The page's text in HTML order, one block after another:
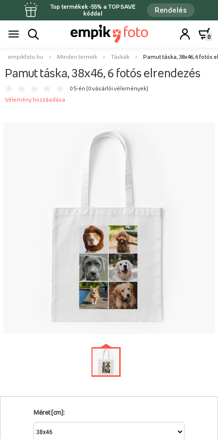
Top termékek -55% a TOPSAVE
kóddal
Rendelés
0
empikfoto.hu Minden termék Táskák Pamut táska, 38x46, 6 fotós
Pamut táska, 38x46, 6 fotós elrendezés
0 5-én (0 vásárlói vélemények)
Vélemény hozzáadása
Méret [cm]: